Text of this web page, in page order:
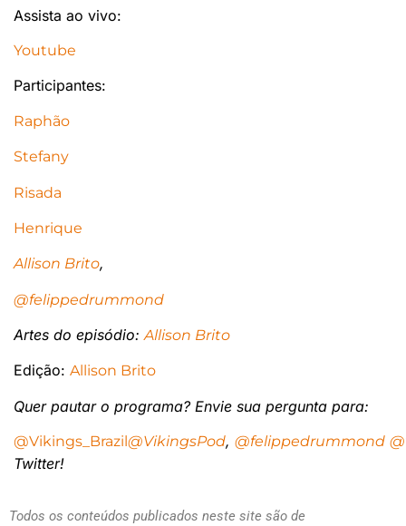
Assista ao vivo:
Youtube
Participantes:
Raphão
Stefany
Risada
Henrique
Allison Brito,
@felippedrummond
Artes do episódio:Allison Brito
Edição: Allison Brito
Quer pautar o programa? Envie sua pergunta para:
@Vikings_Brazil @VikingsPod, @felippedrummond
Twitter!
Todos os conteúdos publicados neste site são de